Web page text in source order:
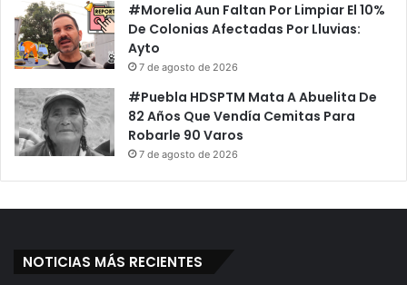
#Morelia Aun Faltan Por Limpiar El 10%
De Colonias Afectadas Por Lluvias:
Ayto
7 de agosto de 2026
#Puebla HDSPTM Mata A Abuelita De
82 Años Que Vendía Cemitas Para
Robarle 90 Varos
7 de agosto de 2026
NOTICIAS MÁS RECIENTES